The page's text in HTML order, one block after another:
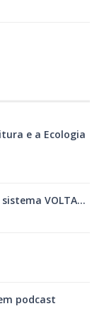
e a Ecologia
VOLTA…
podcast